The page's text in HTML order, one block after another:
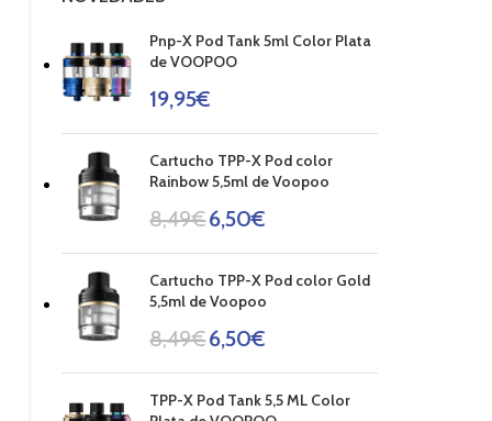
Pnp-X Pod Tank 5ml Color Plata
de VOOPOO
19,95€
Cartucho TPP-X Pod color
Rainbow 5,5ml de Voopoo
8,49€6,50€
Cartucho TPP-X Pod color Gold
5,5ml de Voopoo
8,49€6,50€
TPP-X Pod Tank 5,5 ML Color